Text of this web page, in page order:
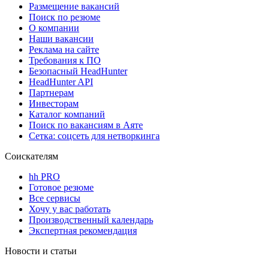
Размещение вакансий
Поиск по резюме
О компании
Наши вакансии
Реклама на сайте
Требования к ПО
Безопасный HeadHunter
HeadHunter API
Партнерам
Инвесторам
Каталог компаний
Поиск по вакансиям в Аяте
Сетка: соцсеть для нетворкинга
Соискателям
hh PRO
Готовое резюме
Все сервисы
Хочу у вас работать
Производственный календарь
Экспертная рекомендация
Новости и статьи